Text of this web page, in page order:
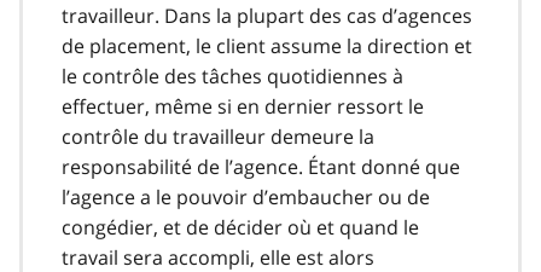
travailleur. Dans la plupart des cas d’agences
de placement, le client assume la direction et
le contrôle des tâches quotidiennes à
effectuer, même si en dernier ressort le
contrôle du travailleur demeure la
responsabilité de l’agence. Étant donné que
l’agence a le pouvoir d’embaucher ou de
congédier, et de décider où et quand le
travail sera accompli, elle est alors